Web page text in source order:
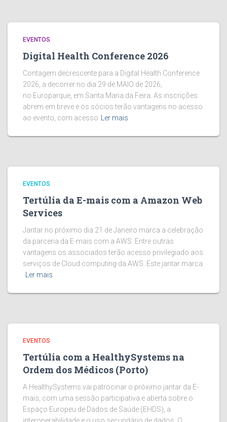
EVENTOS
Digital Health Conference 2026
Contagem decrescente para a Digital Health Conference
2026, a decorrer no dia 29 de MAIO de 2026,
no Europarque, em Santa Maria da Feira. As inscrições
abrem em breve e os sócios terão vantagens no acesso
ao evento, com acesso
Ler mais
EVENTOS
Tertúlia da E-mais com a Amazon Web
Services
Jantar no próximo dia 21 de Janeiro marca a celebração
da parceria da E-mais com a AWS. Entre outras
vantagens os associados terão acesso privilegiado aos
serviços de Cloud computing da AWS. Este jantar marca
Ler mais
EVENTOS
Tertúlia com a HealthySystems na
Ordem dos Médicos (Porto)
A HealthySystems vai patrocinar o próximo jantar da E-
mais, com uma sessão participativa e aberta sobre o
Espaço Europeu de Dados de Saúde (EHDS), a